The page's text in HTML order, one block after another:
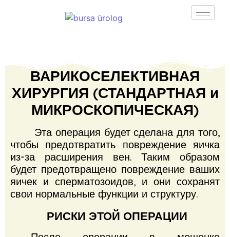
ВАРИКОСЕЛЕКТИВНАЯ
ХИРУРГИЯ (СТАНДАРТНАЯ и
МИКРОСКОПИЧЕСКАЯ)
Эта операция будет сделана для того,
чтобы предотвратить повреждение яичка
из-за расширения вен.Таким образом
будет предотвращено повреждение ваших
яичек и сперматозоидов, и они сохранят
свои нормальные функции и структуру.
РИСКИ ЭТОЙ ОПЕРАЦИИ